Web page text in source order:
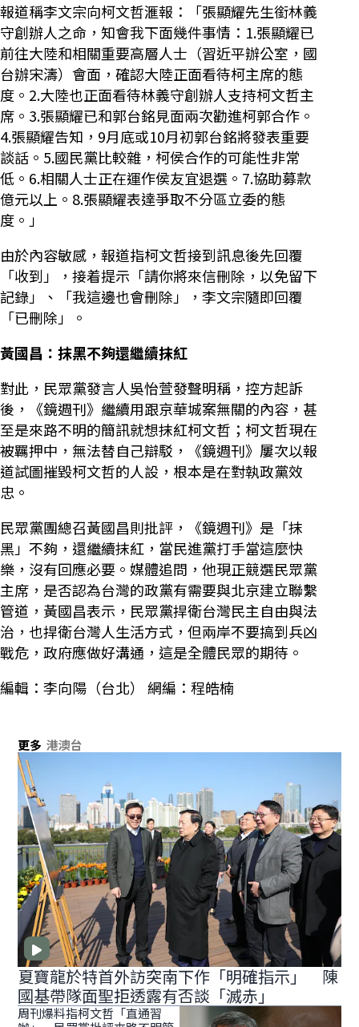
報道稱李文宗向柯文哲滙報：「張顯耀先生銜林義
守創辦人之命，知會我下面幾件事情：1.張顯耀已
前往大陸和相關重要高層人士（習近平辦公室，國
台辦宋濤）會面，確認大陸正面看待柯主席的態
度。2.大陸也正面看待林義守創辦人支持柯文哲主
席。3.張顯耀已和郭台銘見面兩次勸進柯郭合作。
4.張顯耀告知，9月底或10月初郭台銘將發表重要
談話。5.國民黨比較雜，柯侯合作的可能性非常
低。6.相關人士正在運作侯友宜退選。7.協助募款
億元以上。8.張顯耀表達爭取不分區立委的態
度。」
由於內容敏感，報道指柯文哲接到訊息後先回覆
「收到」，接着提示「請你將來信刪除，以免留下
記錄」、「我這邊也會刪除」，李文宗隨即回覆
「已刪除」。
黃國昌：抹黑不夠還繼續抹紅
對此，民眾黨發言人吳怡萱發聲明稱，控方起訴
後，《鏡週刊》繼續用跟京華城案無關的內容，甚
至是來路不明的簡訊就想抹紅柯文哲；柯文哲現在
被羈押中，無法替自己辯駁，《鏡週刊》屢次以報
道試圖摧毀柯文哲的人設，根本是在對執政黨效
忠。
民眾黨團總召黃國昌則批評，《鏡週刊》是「抹
黑」不夠，還繼續抹紅，當民進黨打手當這麼快
樂，沒有回應必要。媒體追問，他現正競選民眾黨
主席，是否認為台灣的政黨有需要與北京建立聯繫
管道，黃國昌表示，民眾黨捍衛台灣民主自由與法
治，也捍衛台灣人生活方式，但兩岸不要搞到兵凶
戰危，政府應做好溝通，這是全體民眾的期待。
編輯：李向陽（台北） 網編：程皓楠
更多 港澳台
夏寶龍於特首外訪突南下作「明確指示」 陳
國基帶隊面聖拒透露有否談「滅赤」
周刊爆料指柯文哲「直通習